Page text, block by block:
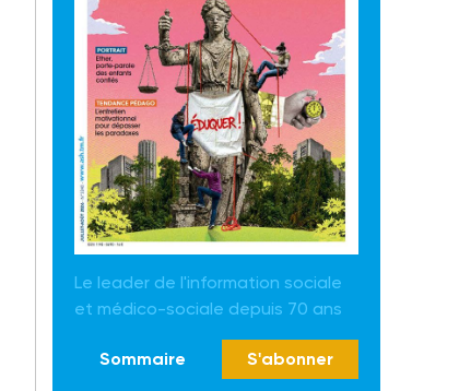
Le leader de l'information sociale
et médico-sociale depuis 70 ans
Sommaire S'abonner